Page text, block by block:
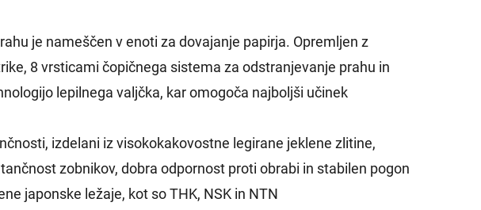
je nameščen v enoti za dovajanje papirja. Opremljen z
8 vrsticami čopičnega sistema za odstranjevanje prahu in
lepilnega valjčka, kar omogoča najboljši učinek
izdelani iz visokokakovostne legirane jeklene zlitine,
zobnikov, dobra odpornost proti obrabi in stabilen pogon
japonske ležaje, kot so THK, NSK in NTN